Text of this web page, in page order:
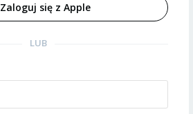
Zaloguj się z Apple
LUB